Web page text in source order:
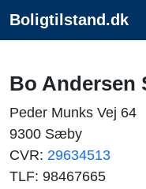
Boligtilstand.dk
Bo Andersen
Peder Munks Vej 64
9300 Sæby
CVR: 29634513
TLF: 98467665